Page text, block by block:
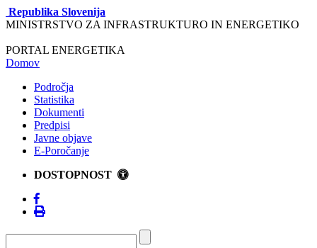
Republika Slovenija
MINISTRSTVO ZA INFRASTRUKTURO IN ENERGETIKO
PORTAL ENERGETIKA
Domov
Področja
Statistika
Dokumenti
Predpisi
Javne objave
E-Poročanje
DOSTOPNOST